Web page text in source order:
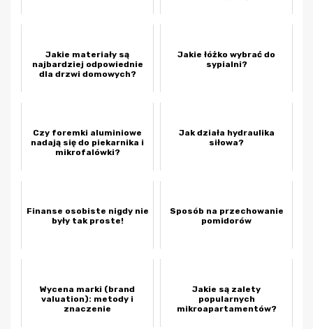
Jakie materiały są
najbardziej odpowiednie
dla drzwi domowych?
Jakie łóżko wybrać do
sypialni?
Czy foremki aluminiowe
nadają się do piekarnika i
mikrofalówki?
Jak działa hydraulika
siłowa?
Finanse osobiste nigdy nie
były tak proste!
Sposób na przechowanie
pomidorów
Wycena marki (brand
valuation): metody i
znaczenie
Jakie są zalety
popularnych
mikroapartamentów?